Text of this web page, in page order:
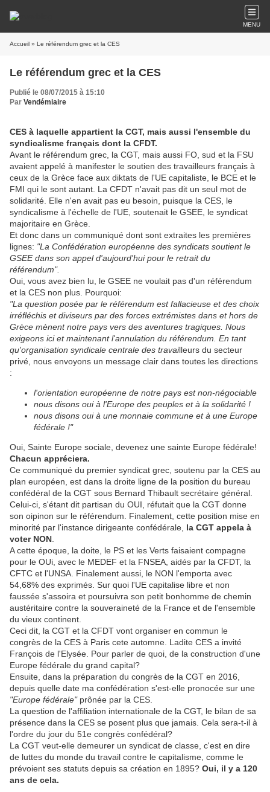
MENU
Accueil » Le référendum grec et la CES
Le référendum grec et la CES
Publié le 08/07/2015 à 15:10
Par Vendémiaire
CES à laquelle appartient la CGT, mais aussi l'ensemble du
syndicalisme français dont la CFDT.
Avant le référendum grec, la CGT, mais aussi FO, sud et la FSU
avaient appelé à manifester le soutien des travailleurs français à
ceux de la Grèce face aux diktats de l'UE capitaliste, le BCE et le
FMI qui le sont autant. La CFDT n'avait pas dit un seul mot de
solidarité. Elle n'en avait pas eu besoin, puisque la CES, le
syndicalisme à l'échelle de l'UE, soutenait le GSEE, le syndicat
majoritaire en Grèce.
Et donc dans un communiqué dont sont extraites les premières
lignes: "La Confédération européenne des syndicats soutient le
GSEE dans son appel d'aujourd'hui pour le retrait du
référendum".
Oui, vous avez bien lu, le GSEE ne voulait pas d'un référendum
et la CES non plus. Pourquoi:
"La question posée par le référendum est fallacieuse et des choix
irréfléchis et diviseurs par des forces extrémistes dans et hors de
Grèce mènent notre pays vers des aventures tragiques. Nous
exigeons ici et maintenant l'annulation du référendum. En tant
qu'organisation syndicale centrale des travailleurs du secteur
privé, nous envoyons un message clair dans toutes les directions
:
l'orientation européenne de notre pays est non-négociable
nous disons oui à l'Europe des peuples et à la solidarité !
nous disons oui à une monnaie commune et à une Europe
fédérale !"
Oui, Sainte Europe sociale, devenez une sainte Europe fédérale!
Chacun appréciera.
Ce communiqué du premier syndicat grec, soutenu par la CES au
plan européen, est dans la droite ligne de la position du bureau
confédéral de la CGT sous Bernard Thibault secrétaire général.
Celui-ci, s'étant dit partisan du OUI, réfutait que la CGT donne
son oipinon sur le référendum. Finalement, cette position mise en
minorité par l'instance dirigeante confédérale, la CGT appela à
voter NON
A cette époque, la doite, le PS et les Verts faisaient compagne
pour le OUi, avec le MEDEF et la FNSEA, aidés par la CFDT, la
CFTC et l'UNSA. Finalement aussi, le NON l'emporta avec
54,68% des exprimés. Sur quoi l'UE capitalise libre et non
faussée s'assoira et poursuivra son petit bonhomme de chemin
austéritaire contre la souveraineté de la France et de l'ensemble
du vieux continent.
Ceci dit, la CGT et la CFDT vont organiser en commun le
congrès de la CES à Paris cete automne. Ladite CES a invité
François de l'Elysée. Pour parler de quoi, de la construction d'une
Europe fédérale du grand capital?
Ensuite, dans la préparation du congrès de la CGT en 2016,
depuis quelle date ma confédération s'est-elle pronocée sur une
"Europe fédérale"prônée par la CES.
La question de l'affiliation internationale de la CGT, le bilan de sa
présence dans la CES se posent plus que jamais. Cela sera-t-il à
l'ordre du jour du 51e congrès confédéral?
La CGT veut-elle demeurer un syndicat de classe, c'est en dire
de luttes du monde du travail contre le capitalisme, comme le
prévoient ses statuts depuis sa création en 1895? Oui, il y a 120
ans de cela.